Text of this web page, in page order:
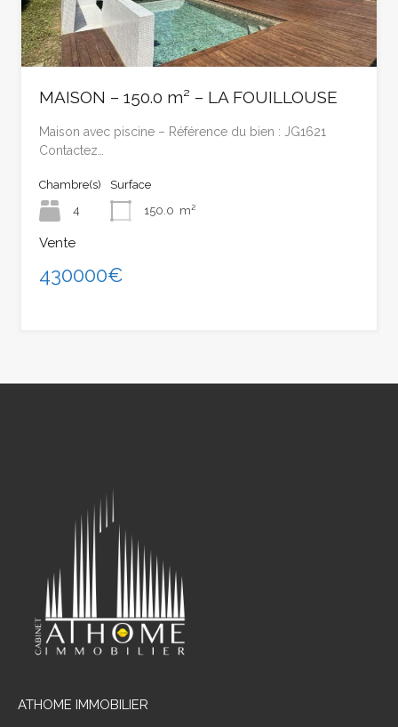
MAISON – 150.0 m² – LA FOUILLOUSE
Maison avec piscine – Référence du bien : JG1621
Contactez…
Chambre(s)
4
Surface
150.0 m²
Vente
430000€
ATHOME IMMOBILIER